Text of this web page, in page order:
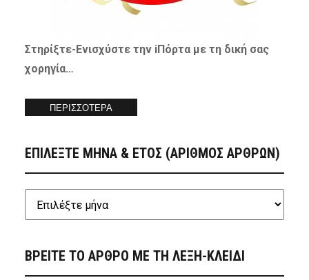
Στηρίξτε-Ενισχύστετην iΠόρτα με τη δική σας
χορηγία…
ΠΕΡΙΣΣΟΤΕΡΑ
ΕΠΙΛΕΞΤΕ ΜΗΝΑ & ΕΤΟΣ (ΑΡΙΘΜΟΣ ΑΡΘΡΩΝ)
ΒΡΕΙΤΕ ΤΟ ΑΡΘΡΟ ΜΕ ΤΗ ΛΕΞΗ-ΚΛΕΙΔΙ